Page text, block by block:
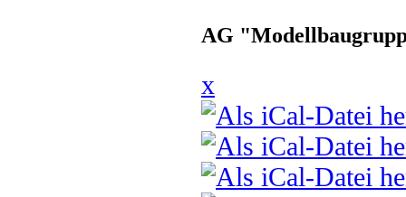
AG
x